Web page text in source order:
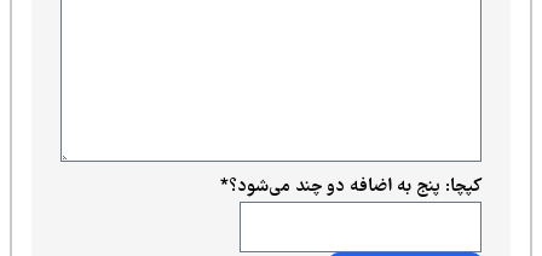
کپچا: پنج به اضافه دو چند می‌شود؟*